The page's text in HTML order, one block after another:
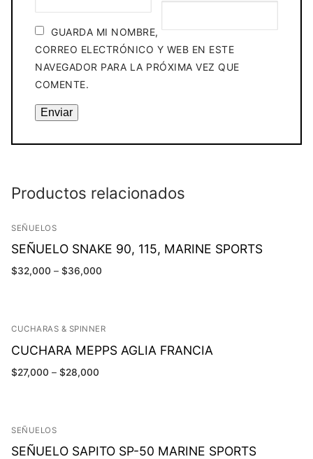
GUARDA MI NOMBRE,
CORREO ELECTRÓNICO Y WEB EN ESTE
NAVEGADOR PARA LA PRÓXIMA VEZ QUE
COMENTE.
Productos relacionados
SEÑUELOS
SEÑUELO SNAKE 90, 115, MARINE SPORTS
$32,000 – $36,000
CUCHARAS & SPINNER
CUCHARA MEPPS AGLIA FRANCIA
$27,000 – $28,000
SEÑUELOS
SEÑUELO SAPITO SP-50 MARINE SPORTS